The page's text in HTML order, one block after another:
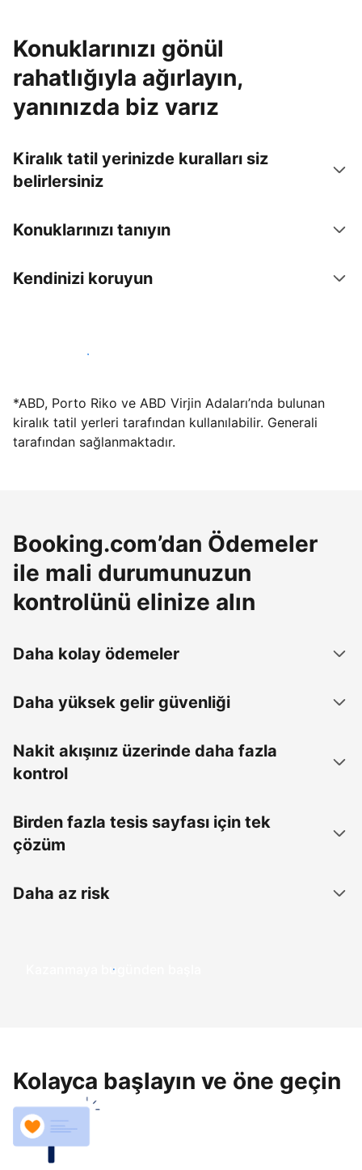
Konuklarınızı gönül
rahatlığıyla ağırlayın,
yanınızda biz varız
Kiralık tatil yerinizde kuralları siz
belirlersiniz
Konuklarınızı tanıyın
Kendinizi koruyun
Hemen tesis yayınla
*ABD, Porto Riko ve ABD Virjin Adaları’nda bulunan
kiralık tatil yerleri tarafından kullanılabilir. Generali
tarafından sağlanmaktadır.
Booking.com’dan Ödemeler
ile mali durumunuzun
kontrolünü elinize alın
Daha kolay ödemeler
Daha yüksek gelir güvenliği
Nakit akışınız üzerinde daha fazla
kontrol
Birden fazla tesis sayfası için tek
çözüm
Daha az risk
Kazanmaya bugünden başla
Kolayca başlayın ve öne geçin